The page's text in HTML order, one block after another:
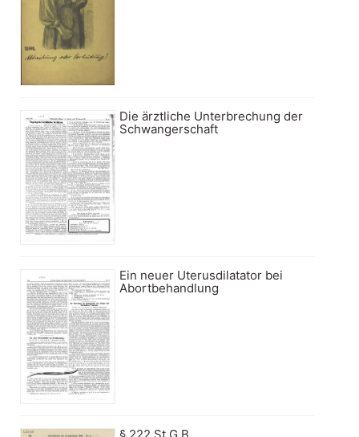
Die ärztliche Unterbrechung der
Schwangerschaft
Ein neuer Uterusdilatator bei
Abortbehandlung